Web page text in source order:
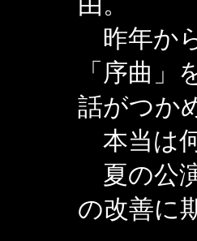
昨年か
「序曲
話がつか
本当は
夏の公
の改善に